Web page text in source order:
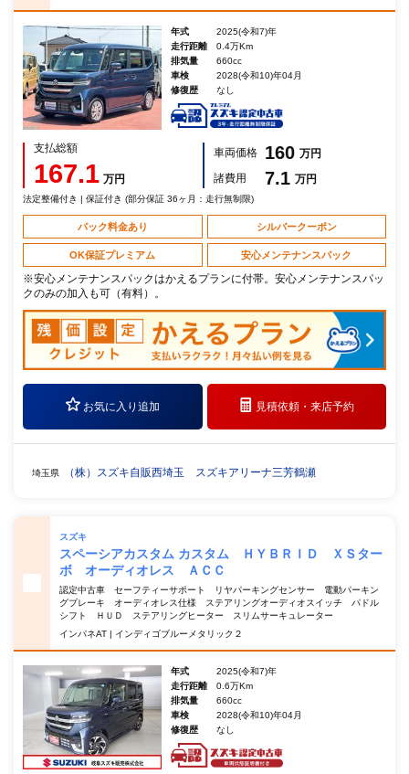
年式
2025(令和7)年
走行距離
0.4万Km
排気量
660cc
車検
2028(令和10)年04月
修復歴
なし
支払総額
167.1 万円
車両価格 160 万円
諸費用
7.1 万円
法定整備付き | 保証付き (部分保証 36ヶ月：走行無制限)
パック料金あり シルバークーポン
OK保証プレミアム 安心メンテナンスパック
※安心メンテナンスパックはかえるプランに付帯。安心メンテナンスパッ
クのみの加入も可（有料）。
お気に入り追加 見積依頼・来店予約
埼玉県 （株）スズキ自販西埼玉 スズキアリーナ三芳鶴瀬
スズキ
スペーシアカスタム カスタム ＨＹＢＲＩＤ ＸＳター
ボ オーディオレス ＡＣＣ
認定中古車 セーフティーサポート リヤパーキングセンサー 電動パーキン
グブレーキ オーディオレス仕様 ステアリングオーディオスイッチ パドル
シフト ＨＵＤ ステアリングヒーター スリムサーキュレーター
インパネAT | インディゴブルーメタリック２
年式
2025(令和7)年
走行距離
0.6万Km
排気量
660cc
車検
2028(令和10)年04月
修復歴
なし